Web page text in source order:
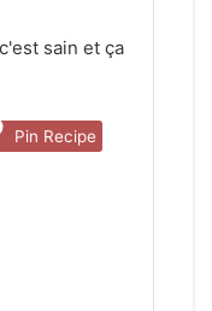
sain et ça
Pin Recipe